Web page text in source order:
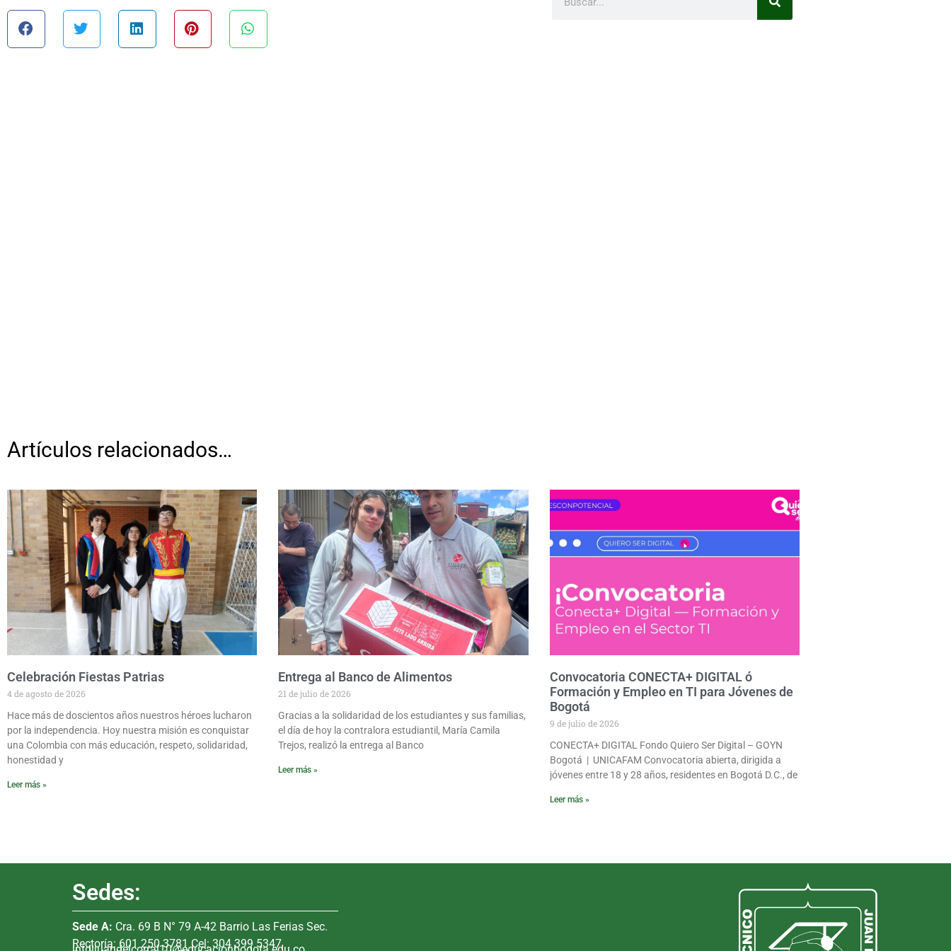
Artículos relacionados…
Celebración Fiestas Patrias
4 de agosto de 2026
Hace más de doscientos años nuestros héroes lucharon
por la independencia. Hoy nuestra misión es conquistar
una Colombia con más educación, respeto, solidaridad,
honestidad y
Leer más »
Entrega al Banco de Alimentos
21 de julio de 2026
Gracias a la solidaridad de los estudiantes y sus familias,
el día de hoy la contralora estudiantil, María Camila
Trejos, realizó la entrega al Banco
Leer más »
Convocatoria CONECTA+ DIGITAL ó
Formación y Empleo en TI para Jóvenes de
Bogotá
9 de julio de 2026
CONECTA+ DIGITAL Fondo Quiero Ser Digital – GOYN
Bogotá | UNICAFAM Convocatoria abierta, dirigida a
jóvenes entre 18 y 28 años, residentes en Bogotá D.C., de
Leer más »
Sedes:
Sede A: Cra. 69 B N° 79 A-42 Barrio Las Ferias Sec.
Rectoría: 601 250 3781 Cel: 304 399 5347